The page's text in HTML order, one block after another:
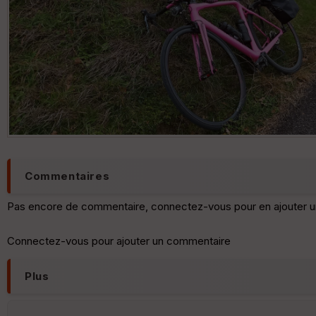
Commentaires
Pas encore de commentaire, connectez-vous pour en ajouter
Connectez-vous pour ajouter un commentaire
Plus